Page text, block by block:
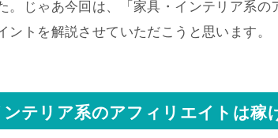
。じゃあ今回は、「家具・インテリア系の
ントを解説させていただこうと思います。
ンテリア系のアフィリエイトは稼